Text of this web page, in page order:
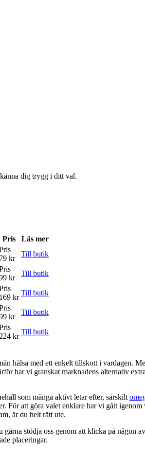
dig trygg i ditt val.
Pris
Läs mer
79 kr
Till butik
kr
Till butik
169 kr
Till butik
kr
Till butik
224 kr
Till butik
hälsa med ett enkelt tillskott i vardagen.
har vi granskat marknadens alternativ
som många aktivt letar efter, särskilt
att göra valet enklare har vi gått
är du helt rätt ute.
stödja oss genom att klicka på någon
placeringar.